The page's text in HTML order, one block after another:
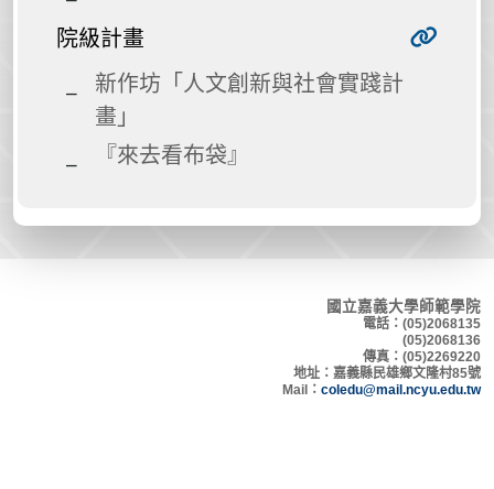
院級計畫
新作坊「人文創新與社會實踐計
畫」
『來去看布袋』
國立嘉義大學師範學院
電話：(05)2068135
(05)2068136
傳真：(05)2269220
地址：嘉義縣民雄鄉文隆村85號
Mail： coledu@mail.ncyu.edu.tw